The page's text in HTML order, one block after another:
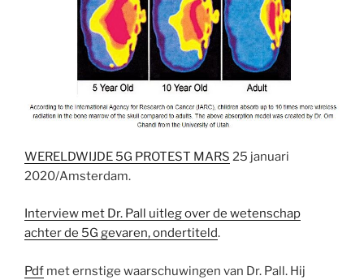
WERELDWIJDE 5G PROTEST MARS 25 januari
2020/Amsterdam.
Interview met Dr. Pall uitleg over de wetenschap
achter de 5G gevaren, ondertiteld.
Pdf met ernstige waarschuwingen van Dr. Pall. Hij